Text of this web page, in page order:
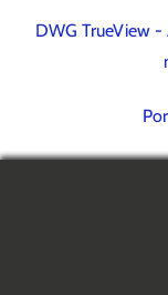
DWG TrueView -